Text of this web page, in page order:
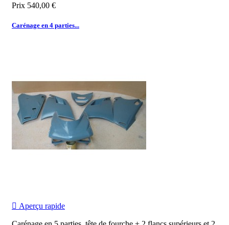
Prix 540,00 €
Carénage en 4 parties...
 Aperçu rapide